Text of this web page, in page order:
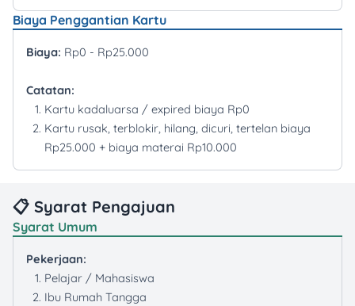
Biaya Penggantian Kartu
Biaya: Rp0 - Rp25.000
Catatan:
Kartu kadaluarsa / expired biaya Rp0
Kartu rusak, terblokir, hilang, dicuri, tertelan biaya
Rp25.000 + biaya materai Rp10.000
📋 Syarat Pengajuan
Syarat Umum
Pekerjaan:
Pelajar / Mahasiswa
Ibu Rumah Tangga